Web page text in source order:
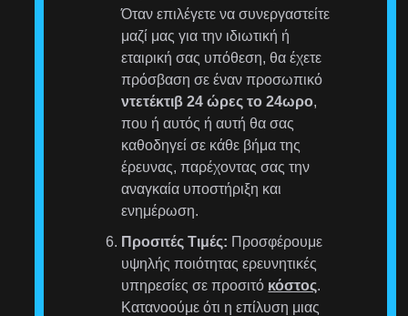
Όταν επιλέγετε να συνεργαστείτε
μαζί μας για την ιδιωτική ή
εταιρική σας υπόθεση, θα έχετε
πρόσβαση σε έναν προσωπικό
ντετέκτιβ 24 ώρες το 24ωρο,
που ή αυτός ή αυτή θα σας
καθοδηγεί σε κάθε βήμα της
έρευνας, παρέχοντας σας την
αναγκαία υποστήριξη και
ενημέρωση.
Προσιτές Τιμές: Προσφέρουμε
υψηλής ποιότητας ερευνητικές
υπηρεσίες σε προσιτό κόστος.
Κατανοούμε ότι η επίλυση μιας